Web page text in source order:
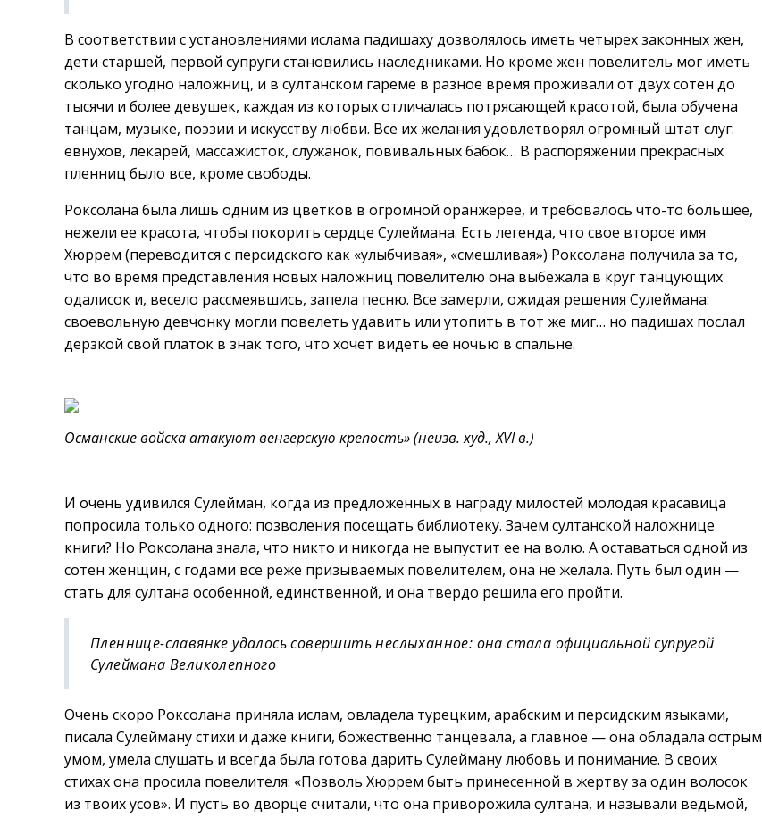
В соответствии с установлениями ислама падишаху дозволялось иметь четырех законных жен,
дети старшей, первой супруги становились наследниками. Но кроме жен повелитель мог иметь
сколько угодно наложниц, и в султанском гареме в разное время проживали от двух сотен до
тысячи и более девушек, каждая из которых отличалась потрясающей красотой, была обучена
танцам, музыке, поэзии и искусству любви. Все их желания удовлетворял огромный штат слуг:
евнухов, лекарей, массажисток, служанок, повивальных бабок… В распоряжении прекрасных
пленниц было все, кроме свободы.
Роксолана была лишь одним из цветков в огромной оранжерее, и требовалось что-то большее,
нежели ее красота, чтобы покорить сердце Сулеймана. Есть легенда, что свое второе имя
Хюррем (переводится с персидского как «улыбчивая», «смешливая») Роксолана получила за то,
что во время представления новых наложниц повелителю она выбежала в круг танцующих
одалисок и, весело рассмеявшись, запела песню. Все замерли, ожидая решения Сулеймана:
своевольную девчонку могли повелеть удавить или утопить в тот же миг… но падишах послал
дерзкой свой платок в знак того, что хочет видеть ее ночью в спальне.
Османские войска атакуют венгерскую крепость» (неизв. худ., XVI в.)
И очень удивился Сулейман, когда из предложенных в награду милостей молодая красавица
попросила только одного: позволения посещать библиотеку. Зачем султанской наложнице
книги? Но Роксолана знала, что никто и никогда не выпустит ее на волю. А оставаться одной из
сотен женщин, с годами все реже призываемых повелителем, она не желала. Путь был один —
стать для султана особенной, единственной, и она твердо решила его пройти.
Пленнице-славянке удалось совершить неслыханное: она стала официальной супругой
Сулеймана Великолепного
Очень скоро Роксолана приняла ислам, овладела турецким, арабским и персидским языками,
писала Сулейману стихи и даже книги, божественно танцевала, а главное — она обладала острым
умом, умела слушать и всегда была готова дарить Сулейману любовь и понимание. В своих
стихах она просила повелителя: «Позволь Хюррем быть принесенной в жертву за один волосок
из твоих усов». И пусть во дворце считали, что она приворожила султана, и называли ведьмой,